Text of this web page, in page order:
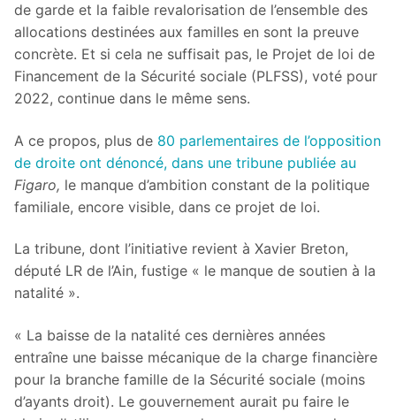
de garde et la faible revalorisation de l’ensemble des
allocations destinées aux familles en sont la preuve
concrète. Et si cela ne suffisait pas, le Projet de loi de
Financement de la Sécurité sociale (PLFSS), voté pour
2022, continue dans le même sens.
A ce propos, plus de 80 parlementaires de l’opposition
de droite ont dénoncé, dans une tribune publiée au
Figaro, le manque d’ambition constant de la politique
familiale, encore visible, dans ce projet de loi.
La tribune, dont l’initiative revient à Xavier Breton,
député LR de l’Ain, fustige « le manque de soutien à la
natalité ».
« La baisse de la natalité ces dernières années
entraîne une baisse mécanique de la charge financière
pour la branche famille de la Sécurité sociale (moins
d’ayants droit). Le gouvernement aurait pu faire le